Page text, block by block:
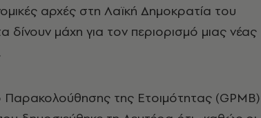
αρχές στη Λαϊκή Δημοκρατία του
δίνουν μάχη για τον περιορισμό μιας νέας
Παρακολούθησης της Ετοιμότητας (GPMB)